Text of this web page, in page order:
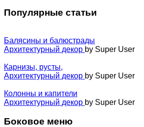
Популярные статьи
Балясины и балюстрады
Архитектурный декор by Super User
Карнизы, русты,
Архитектурный декор by Super User
Колонны и капители
Архитектурный декор by Super User
Боковое меню